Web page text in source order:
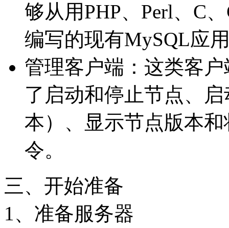
够从用PHP、Perl、C
编写的现有MySQL应
管理客户端：这类客
了启动和停止节点、
本）、显示节点版本
令。
三、开始准备
1、准备服务器